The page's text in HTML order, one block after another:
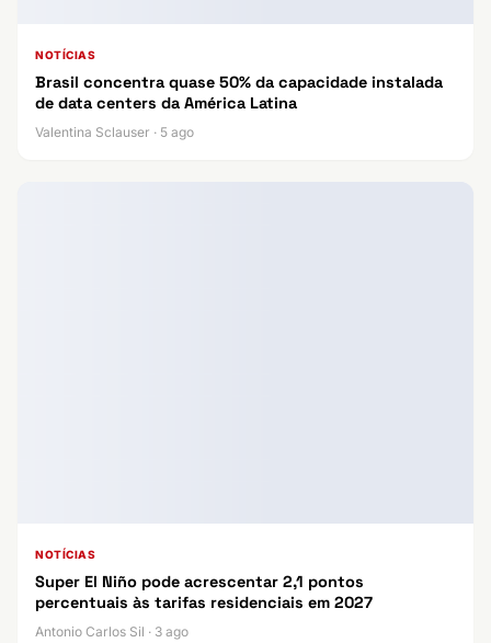
NOTÍCIAS
Brasil concentra quase 50% da capacidade instalada
de data centers da América Latina
Valentina Sclauser · 5 ago
NOTÍCIAS
Super El Niño pode acrescentar 2,1 pontos
percentuais às tarifas residenciais em 2027
Antonio Carlos Sil · 3 ago